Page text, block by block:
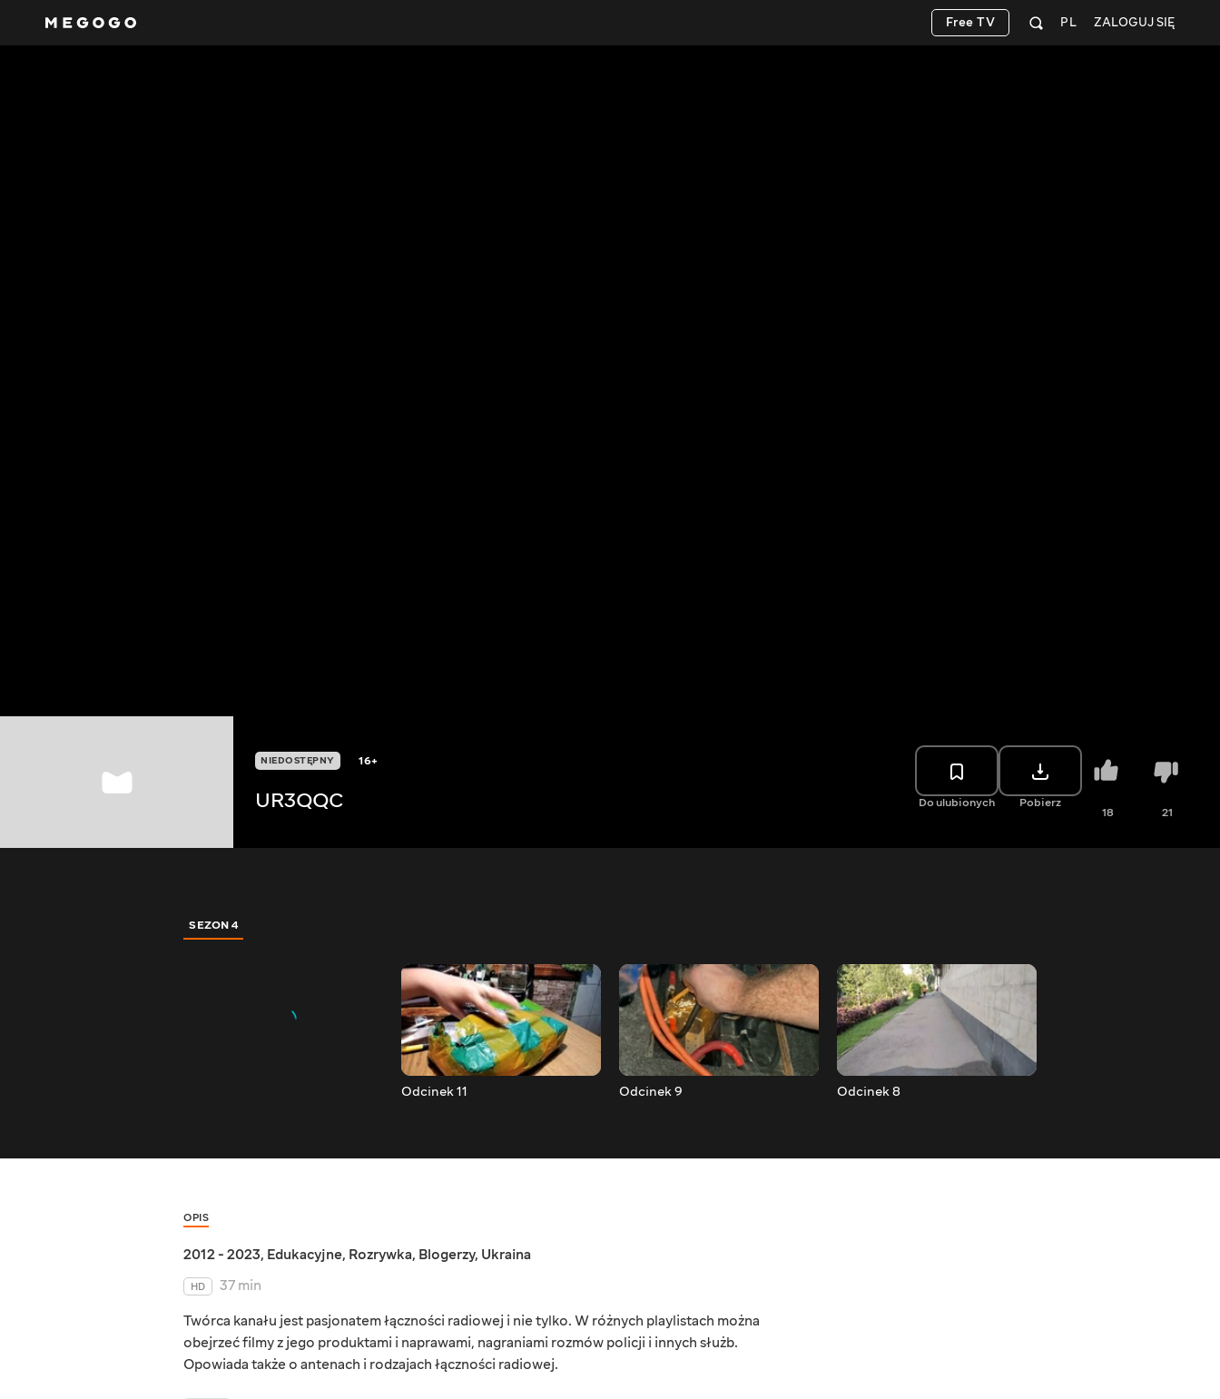
ZALOGUJ SIĘ
PL
Free TV
NIEDOSTĘPNY 16+
UR3QQC Do ulubionych Pobierz
18 21
SEZON 4
Odcinek 11 Odcinek 9 Odcinek 8
OPIS
2012 - 2023, Edukacyjne, Rozrywka, Blogerzy, Ukraina
HD
37 min
Twórca kanału jest pasjonatem łączności radiowej i nie tylko. W różnych playlistach można
obejrzeć filmy z jego produktami i naprawami, nagraniami rozmów policji i innych służb.
Opowiada także o antenach i rodzajach łączności radiowej.